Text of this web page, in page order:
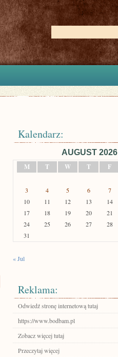
Kalendarz:
AUGUST 2026
M
T W T F
3
4 5 6 7
10
11 12 13 14
17
18 19 20 21
24
25 26 27 28
31
« Jul
Reklama:
Odwiedź stronę internetową tutaj
https://www.bodbam.pl
Zobacz więcej tutaj
Przeczytaj więcej